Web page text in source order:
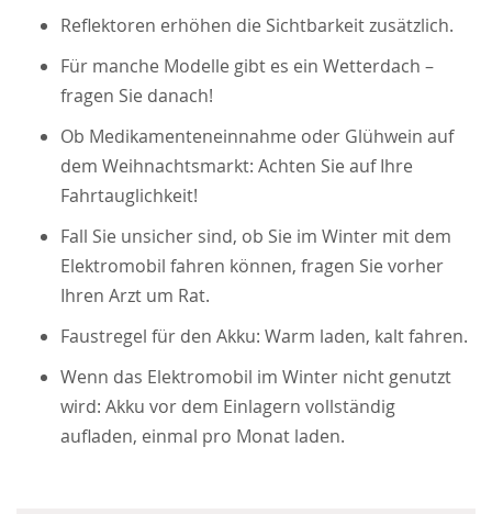
Reflektoren erhöhen die Sichtbarkeit zusätzlich.
Für manche Modelle gibt es ein Wetterdach –
fragen Sie danach!
Ob Medikamenteneinnahme oder Glühwein auf
dem Weihnachtsmarkt: Achten Sie auf Ihre
Fahrtauglichkeit!
Fall Sie unsicher sind, ob Sie im Winter mit dem
Elektromobil fahren können, fragen Sie vorher
Ihren Arzt um Rat.
Faustregel für den Akku: Warm laden, kalt fahren.
Wenn das Elektromobil im Winter nicht genutzt
wird: Akku vor dem Einlagern vollständig
aufladen, einmal pro Monat laden.